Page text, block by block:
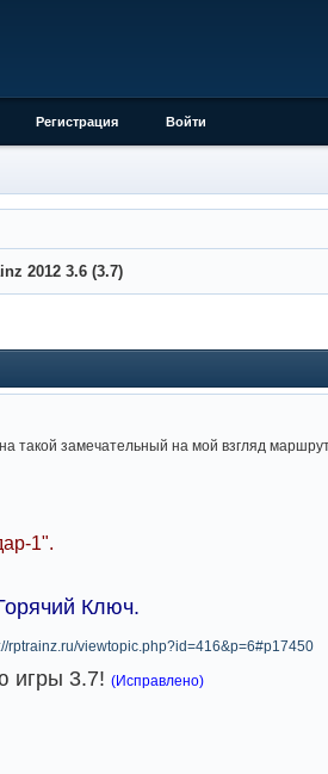
Регистрация Войти
2012 3.6 (3.7)
такой замечательный на мой взгляд
1".
Ключ.
rptrainz.ru/viewtopic.php?id=416&p=6#p17450
игры 3.7!(Исправлено)